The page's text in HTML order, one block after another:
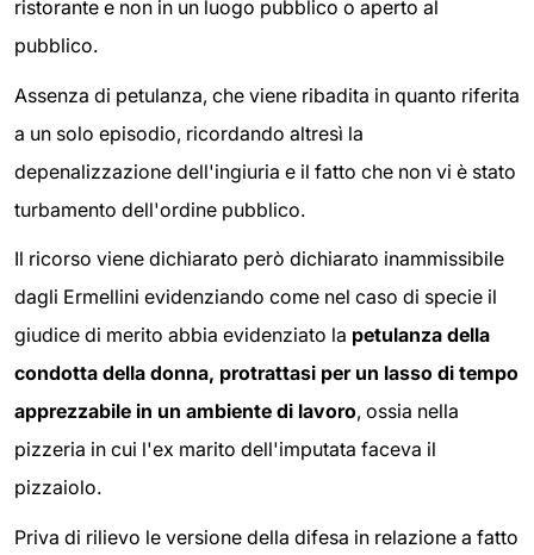
ristorante e non in un luogo pubblico o aperto al
pubblico.
Assenza di petulanza, che viene ribadita in quanto riferita
a un solo episodio, ricordando altresì la
depenalizzazione dell'ingiuria e il fatto che non vi è stato
turbamento dell'ordine pubblico.
Il ricorso viene dichiarato però dichiarato inammissibile
dagli Ermellini evidenziando come nel caso di specie il
giudice di merito abbia evidenziato la petulanza della
condotta della donna, protrattasi per un lasso di tempo
apprezzabile in un ambiente di lavoro, ossia nella
pizzeria in cui l'ex marito dell'imputata faceva il
pizzaiolo.
Priva di rilievo le versione della difesa in relazione a fatto